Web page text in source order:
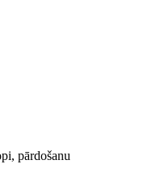
pārdošanu